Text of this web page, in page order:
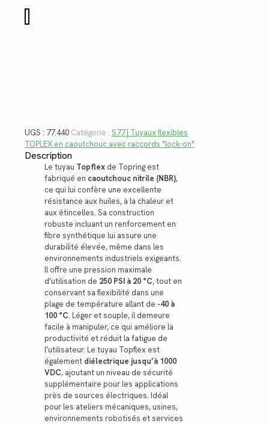
de
UGS : 77.440 Catégorie : S77 | Tuyaux flexibles
TOPLEX en caoutchouc avec raccords "lock-on"
Description
Le tuyau Topflex de Topring est
fabriqué en caoutchouc nitrile (NBR),
ce qui lui confère une excellente
résistance aux huiles, à la chaleur et
aux étincelles. Sa construction
robuste incluant un renforcement en
fibre synthétique lui assure une
durabilité élevée, même dans les
environnements industriels exigeants.
Il offre une pression maximale
d’utilisation de 250 PSI à 20 °C, tout en
conservant sa flexibilité dans une
plage de température allant de -40 à
100 °C. Léger et souple, il demeure
facile à manipuler, ce qui améliore la
productivité et réduit la fatigue de
l’utilisateur. Le tuyau Topflex est
également diélectrique jusqu’à 1000
VDC, ajoutant un niveau de sécurité
supplémentaire pour les applications
près de sources électriques. Idéal
pour les ateliers mécaniques, usines,
environnements robotisés et services